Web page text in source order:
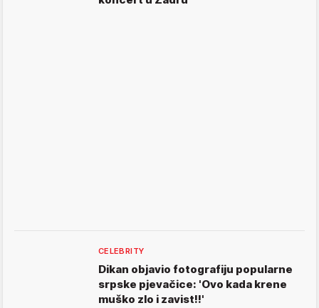
CELEBRITY
Dikan objavio fotografiju popularne
srpske pjevačice: 'Ovo kada krene
muško zlo i zavist!!'